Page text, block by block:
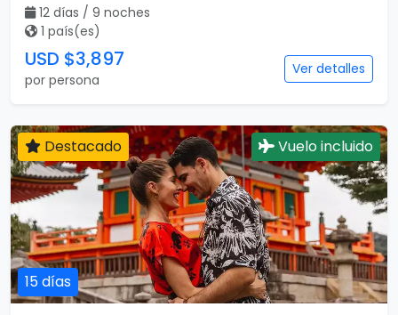
12 días / 9 noches
1 país(es)
USD $3,897
por persona
Ver detalles
15 días
Destacado Vuelo incluido